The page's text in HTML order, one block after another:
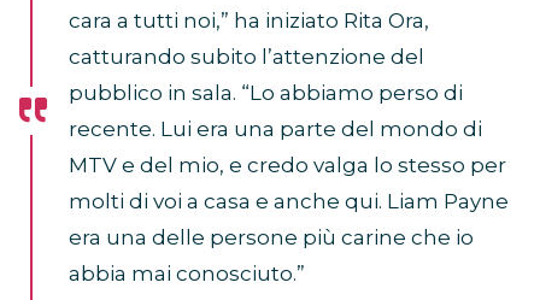
cara a tutti noi,” ha iniziato Rita Ora,
catturando subito l’attenzione del
pubblico in sala. “Lo abbiamo perso di
recente. Lui era una parte del mondo di
MTV e del mio, e credo valga lo stesso per
molti di voi a casa e anche qui. Liam Payne
era una delle persone più carine che io
abbia mai conosciuto.”